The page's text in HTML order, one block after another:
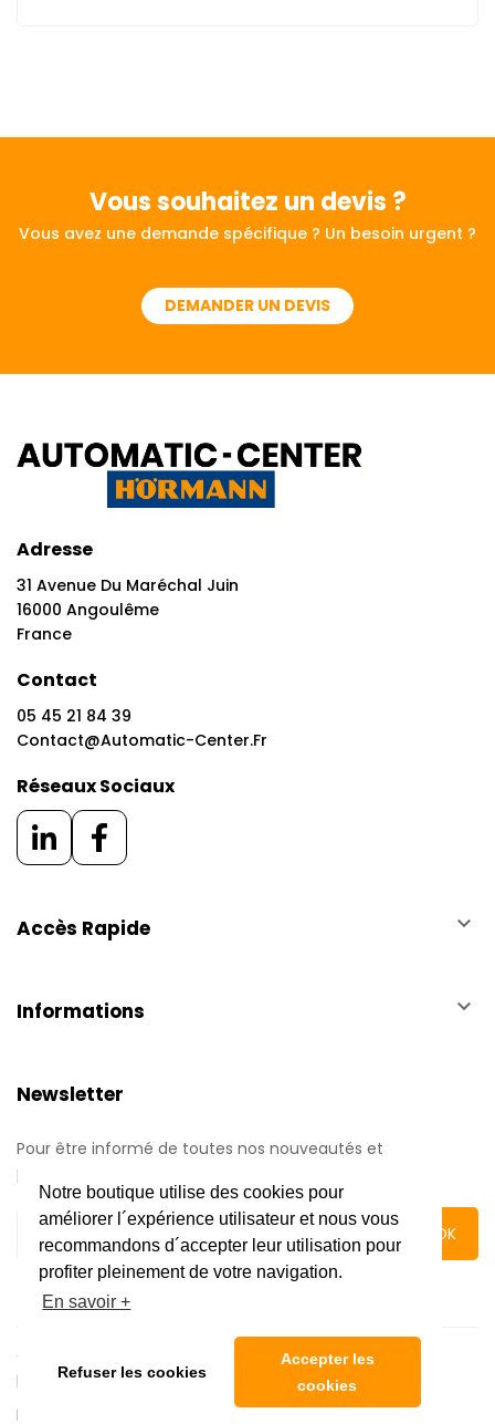
Notre boutique utilise des cookies pour
améliorer l´expérience utilisateur et nous vous
recommandons d´accepter leur utilisation pour
profiter pleinement de votre navigation.
En savoir +
Refuser les cookies
Accepter les
cookies
Vous souhaitez un devis ?
Vous avez une demande spécifique ? Un besoin urgent ?
DEMANDER UN DEVIS
Adresse
31 Avenue Du Maréchal Juin
16000 Angoulême
France
Contact
05 45 21 84 39
Contact@automatic-Center.fr
Réseaux Sociaux
Accès Rapide keyboard_arrow_down
Informations keyboard_arrow_down
Newsletter
Pour être informé de toutes nos nouveautés et
promotions.
Copyright © 2020 Automatic Center | Tous droits réservés
|
Mentions légales
Réalisé par l' Agence web 16h33